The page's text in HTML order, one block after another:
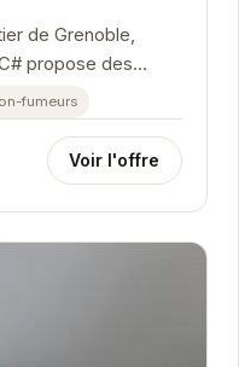
de Grenoble,
propose des
fumeurs
Voir l'offre